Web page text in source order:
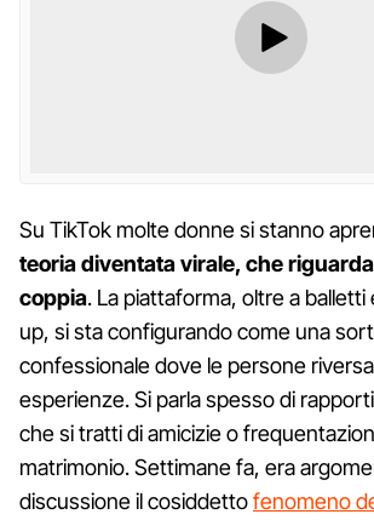
Su TikTok molte donne si stanno
teoria diventata virale, che
coppia. La piattaforma, oltre a
up, si sta configurando come una
confessionale dove le persone
esperienze. Si parla spesso di
che si tratti di amicizie o
matrimonio. Settimane fa, era
discussione il cosiddettofenomeno